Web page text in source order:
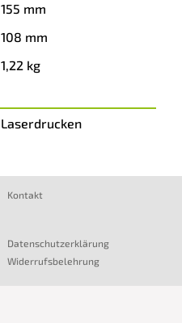
155 mm
108 mm
1,22 kg
Laserdrucken
Kontakt
Datenschutzerklärung
Widerrufsbelehrung